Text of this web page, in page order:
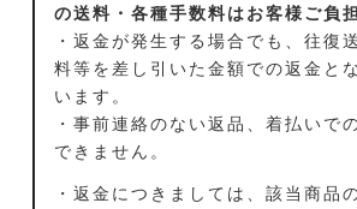
の送料・各種手数料はお客様ご負担
・返金が発生する場合でも、往復
料等を差し引いた金額での返金と
います。
・事前連絡のない返品、着払いで
できません。
・返金につきましては、該当商品